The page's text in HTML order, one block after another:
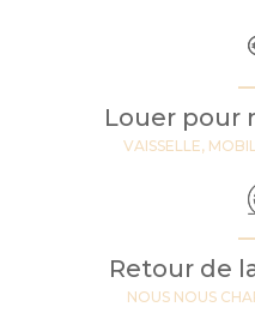
Louer pour
VAISSELLE,
Retour de
NOUS NOUS